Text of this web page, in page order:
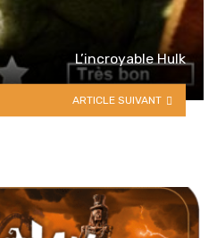
L’incroyable Hulk
ARTICLE SUIVANT